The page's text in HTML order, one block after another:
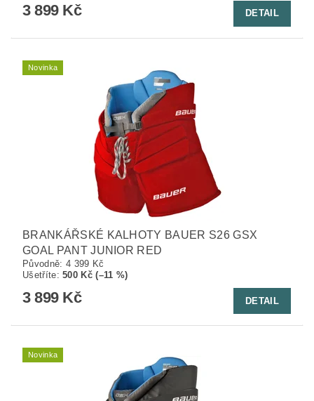
3 899 Kč DETAIL
Novinka
BRANKÁŘSKÉ KALHOTY BAUER S26 GSX
GOAL PANT JUNIOR RED
Původně: 4 399 Kč
Ušetříte:500 Kč (–11 %)
3 899 Kč DETAIL
Novinka